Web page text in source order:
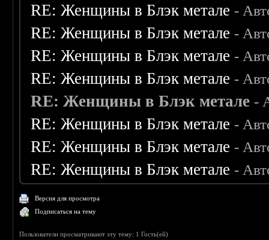
RE: Женщины в Блэк метале -
RE: Женщины в Блэк метале -
RE: Женщины в Блэк метале -
RE: Женщины в Блэк метале -
RE: Женщины в Блэк метале -
RE: Женщины в Блэк метале -
RE: Женщины в Блэк метале -
RE: Женщины в Блэк метале -
Версия для просмотра
Подписаться на тему
Пользователи просматривают эту тему: 1 Гость(ей)